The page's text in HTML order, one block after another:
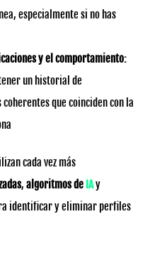
especialmente si no has
y el comportamiento:
un historial de
que coinciden con la
cada vez más
,algoritmos de IAy
identificar y eliminar perfiles